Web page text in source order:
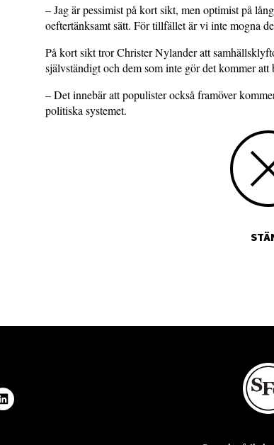
– Jag är pessimist på kort sikt, men optimist på
oeftertänksamt sätt. För tillfället är vi inte mogna
På kort sikt tror Christer Nylander att
självständigt och dem som inte gör det kommer att
– Det innebär att populister också framöver
politiska systemet.